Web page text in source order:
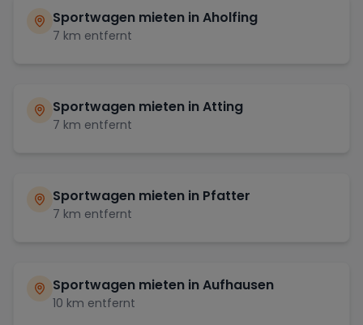
Sportwagen mieten inAholfing
7 km entfernt
Sportwagen mieten inAtting
7 km entfernt
Sportwagen mieten in Pfatter
7 km entfernt
Sportwagen mieten inAufhausen
10 km entfernt